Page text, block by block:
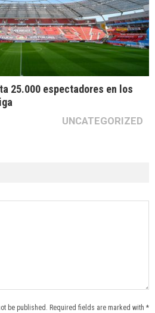
25.000 espectadores en los
UNCATEGORIZED
be published. Required fields are marked with *